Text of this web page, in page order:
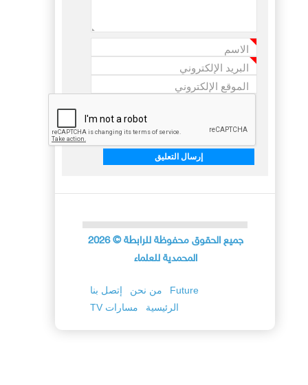
الاسم *
البريد الإلكتروني *
الموقع الإلكتروني
2026©جميع الحقوق محفوظة للرابطة
المحمدية للعلماء
إتصل بنا من نحن
Future
TV مسارات
الرئيسية